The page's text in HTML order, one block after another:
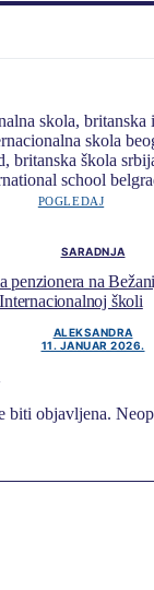
POGLEDAJ
SARADNJA
penzionera na
Internacionalnoj školi
ALEKSANDRA
11. JANUAR 2026.
biti objavljena.